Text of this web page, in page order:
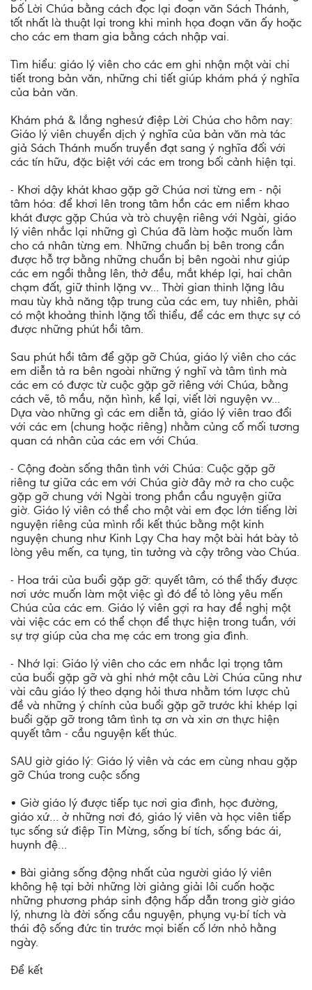
bố Lời Chúa bằng cách đọc lại đoạn văn Sách Thánh,
tốt nhất là thuật lại trong khi minh họa đoạn văn ấy hoặc
cho các em tham gia bằng cách nhập vai.
Tìm hiểu: giáo lý viên cho các em ghi nhận một vài chi
tiết trong bản văn, những chi tiết giúp khám phá ý nghĩa
của bản văn.
Khám phá & lắng nghesứ điệp Lời Chúa cho hôm nay:
Giáo lý viên chuyển dịch ý nghĩa của bản văn mà tác
giả Sách Thánh muốn truyền đạt sang ý nghĩa đối với
các tín hữu, đặc biệt với các em trong bối cảnh hiện tại.
- Khơi dậy khát khao gặp gỡ Chúa nơi từng em - nội
tâm hóa: để khơi lên trong tâm hồn các em niềm khao
khát được gặp Chúa và trò chuyện riêng với Ngài, giáo
lý viên nhắc lại những gì Chúa đã làm hoặc muốn làm
cho cá nhân từng em. Những chuẩn bị bên trong cần
được hỗ trợ bằng những chuẩn bị bên ngoài như giúp
các em ngồi thẳng lên, thở đều, mắt khép lại, hai chân
chạm đất, giữ thinh lặng vv... Thời gian thinh lặng lâu
mau tùy khả năng tập trung của các em, tuy nhiên, phải
có một khoảng thinh lặng tối thiểu, để các em thực sự có
được những phút hồi tâm.
Sau phút hồi tâm để gặp gỡ Chúa, giáo lý viên cho các
em diễn tả ra bên ngoài những ý nghĩ và tâm tình mà
các em có được từ cuộc gặp gỡ riêng với Chúa, bằng
cách vẽ, tô mầu, nặn hình, kể lại, viết lời nguyện vv...
Dựa vào những gì các em diễn tả, giáo lý viên trao đổi
với các em (chung hoặc riêng) nhằm củng cố mối tương
quan cá nhân của các em với Chúa.
- Cộng đoàn sống thân tình với Chúa: Cuộc gặp gỡ
riêng tư giữa các em với Chúa giờ đây mở ra cho cuộc
gặp gỡ chung với Ngài trong phần cầu nguyện giữa
giờ. Giáo lý viên có thể cho một vài em đọc lớn tiếng lời
nguyện riêng của mình rồi kết thúc bằng một kinh
nguyện chung như Kinh Lạy Cha hay một bài hát bày tỏ
lòng yêu mến, ca tụng, tin tưởng và cậy trông vào Chúa.
- Hoa trái của buổi gặp gỡ: quyết tâm, có thể thấy được
nơi ước muốn làm một việc gì đó để tỏ lòng yêu mến
Chúa của các em. Giáo lý viên gợi ra hay đề nghị một
vài việc các em có thể chọn để thực hiện trong tuần, với
sự trợ giúp của cha mẹ các em trong gia đình.
- Nhớ lại: Giáo lý viên cho các em nhắc lại trọng tâm
của buổi gặp gỡ và ghi nhớ một câu Lời Chúa cũng như
vài câu giáo lý theo dạng hỏi thưa nhằm tóm lược chủ
đề và những ý chính của buổi gặp gỡ trước khi khép lại
buổi gặp gỡ trong tâm tình tạ ơn và xin ơn thực hiện
quyết tâm - cầu nguyện kết thúc.
SAU giờ giáo lý: Giáo lý viên và các em cùng nhau gặp
gỡ Chúa trong cuộc sống
• Giờ giáo lý được tiếp tục nơi gia đình, học đường,
giáo xứ… ở những nơi đó, giáo lý viên và học viên tiếp
tục sống sứ điệp Tin Mừng, sống bí tích, sống bác ái,
huynh đệ…
• Bài giảng sống động nhất của người giáo lý viên
không hệ tại bởi những lời giảng giải lôi cuốn hoặc
những phương pháp sinh động hấp dẫn trong giờ giáo
lý, nhưng là đời sống cầu nguyện, phụng vụ-bí tích và
thái độ sống đức tin trước mọi biến cố lớn nhỏ hằng
ngày.
Để kết